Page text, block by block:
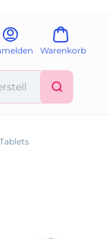
Warenkorb